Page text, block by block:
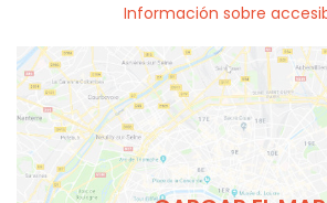
Información sobre